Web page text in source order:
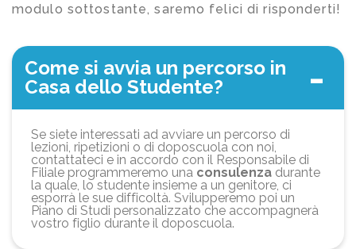
modulo sottostante, saremo felici di risponderti!
Come si avvia un percorso in
Casa dello Studente?
Se siete interessati ad avviare un percorso di
lezioni, ripetizioni o di doposcuola con noi,
contattateci e in accordo con il Responsabile di
Filiale programmeremo una consulenza durante
la quale, lo studente insieme a un genitore, ci
esporrà le sue difficoltà. Svilupperemo poi un
Piano di Studi personalizzato che accompagnerà
vostro figlio durante il doposcuola.